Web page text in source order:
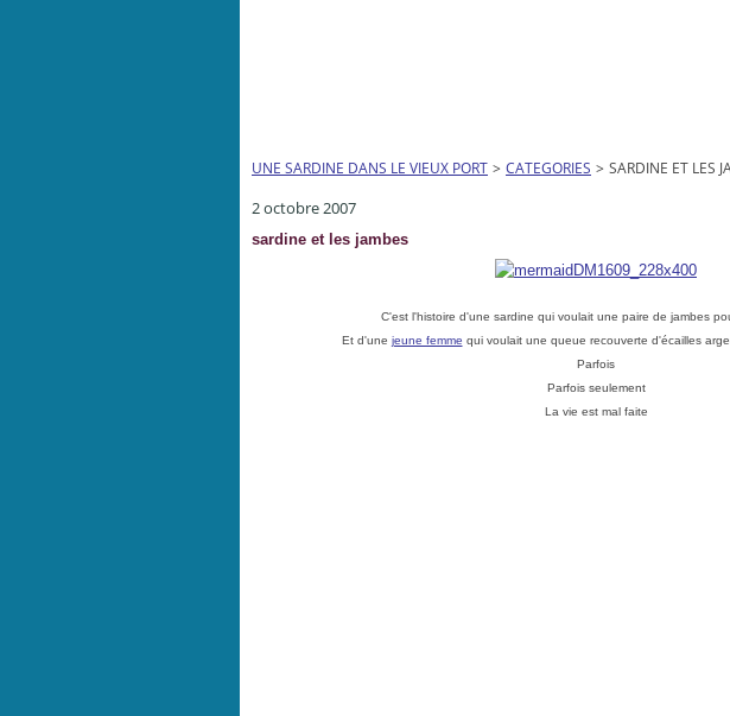
UNE SARDINE DANS LE VIEUX PORT > CATEGORIES > SARDINE ET LES
2 octobre 2007
sardine et les jambes
C'est l'histoire d'une sardine qui voulait une paire de jambes
Et d'une jeune femme qui voulait une queue recouverte d'écailles
Parfois
Parfois seulement
La vie est mal faite